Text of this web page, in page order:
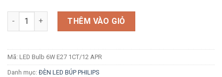
Số lượng THÊM VÀO GIỎ
Mã: LED Bulb 6W E27 1CT/12 APR
Danh mục: ĐÈN LED BÚP PHILIPS